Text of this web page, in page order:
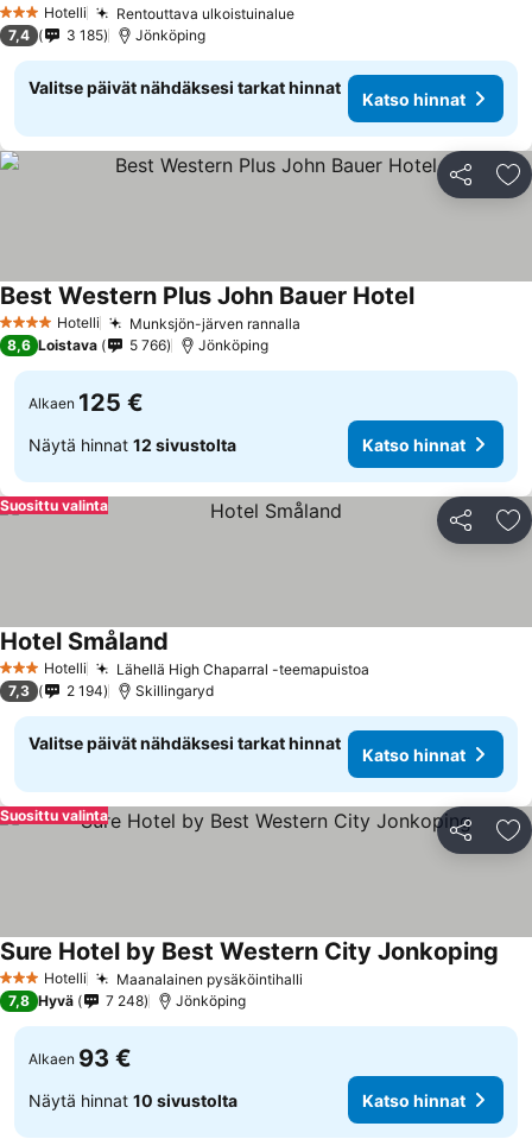
3 Tähtiluokitus
Hotelli
Rentouttava ulkoistuinalue
7,4
3 185 Jönköping
Valitse päivät nähdäksesi tarkat hinnat
Katso hinnat
Jaa
4 Tähtiluokitus
Hotelli Munksjön-järven rannalla
Best Western Plus John Bauer Hotel
8,6 Loistava 5 766 Jönköping
Alkaen 125 €
Näytä hinnat 12 sivustolta Katso hinnat
Jaa
Suosittu valinta
3 Tähtiluokitus
Hotelli Lähellä High Chaparral -teemapuistoa
Hotel Småland
7,3 2 194 Skillingaryd
Valitse päivät nähdäksesi tarkat hinnat
Katso hinnat
Jaa
Suosittu valinta
3 Tähtiluokitus
Hotelli Maanalainen pysäköintihalli
Sure Hotel by Best Western City Jonkoping
7,8 Hyvä 7 248 Jönköping
Alkaen 93 €
Näytä hinnat 10 sivustolta Katso hinnat